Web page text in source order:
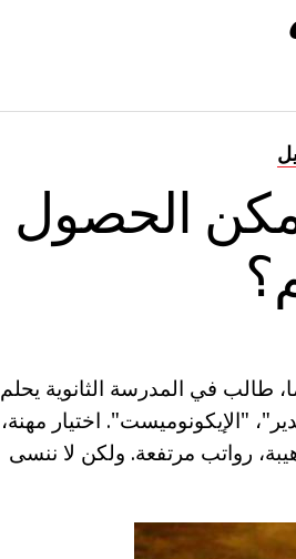
الحصول
طالب في المدرسة الثانوية يحلم
"الإيكونوميست". اختيار مهنة،
رواتب مرتفعة. ولكن لا ننسى